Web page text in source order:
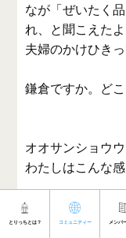
とりっちとは？ コミュニティー メンバ
なが「ぜいたく
れ、と聞こえたよ
夫婦のかけひき
鎌倉ですか。ど
オオサンショウ
わたしはこんな